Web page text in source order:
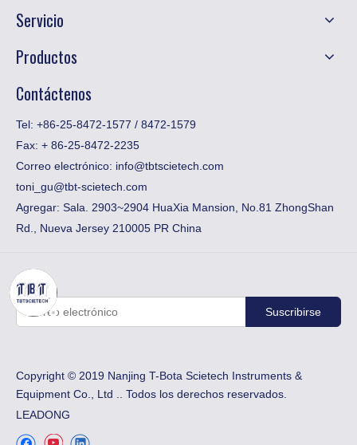
Servicio
Productos
Contáctenos
Tel: +86-25-8472-1577 / 8472-1579
Fax: ​+ 86-25-8472-2235
Correo electrónico: info@tbtscietech.com
toni_gu@tbt-scietech.com
Agregar: Sala. 2903~2904 HuaXia Mansion, No.81 ZhongShan
Rd., Nueva Jersey 210005 PR China
Suscribirse
Copyright © 2019 Nanjing T-Bota Scietech Instruments &
Equipment Co., Ltd .. Todos los derechos reservados.
LEADONG